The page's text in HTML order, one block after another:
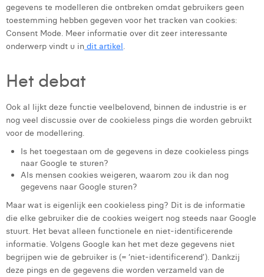
Ninon Chevalier
Olivia Lohest
Sebastiaan Reeskamp
Sven Bosschem
Thomas Kurevic
Thomas Riis
Victor Hayot
William Rezette
Yaël Vanhoe
gegevens te modelleren die ontbreken omdat gebruikers geen
toestemming hebben gegeven voor het tracken van cookies:
Consent Mode. Meer informatie over dit zeer interessante
onderwerp vindt u in dit artikel.
Het debat
Ook al lijkt deze functie veelbelovend, binnen de industrie is er
nog veel discussie over de cookieless pings die worden gebruikt
voor de modellering.
Is het toegestaan om de gegevens in deze cookieless pings
naar Google te sturen?
Als mensen cookies weigeren, waarom zou ik dan nog
gegevens naar Google sturen?
Maar wat is eigenlijk een cookieless ping? Dit is de informatie
die elke gebruiker die de cookies weigert nog steeds naar Google
stuurt. Het bevat alleen functionele en niet-identificerende
informatie. Volgens Google kan het met deze gegevens niet
begrijpen wie de gebruiker is (= ‘niet-identificerend’). Dankzij
deze pings en de gegevens die worden verzameld van de